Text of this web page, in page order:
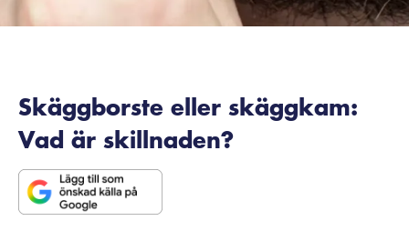
Skäggborste eller skäggkam:
Vad är skillnaden?